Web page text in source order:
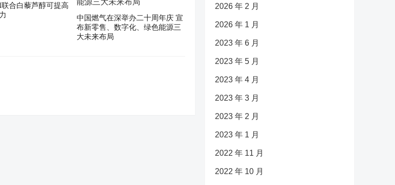
合白藜芦醇可提高
中国燃气在深举办二十周年庆 宣
布新零售、数字化、绿色能源三
大未来布局
2026 年 2 月
2026 年 1 月
2023 年 6 月
2023 年 5 月
2023 年 4 月
2023 年 3 月
2023 年 2 月
2023 年 1 月
2022 年 11 月
2022 年 10 月